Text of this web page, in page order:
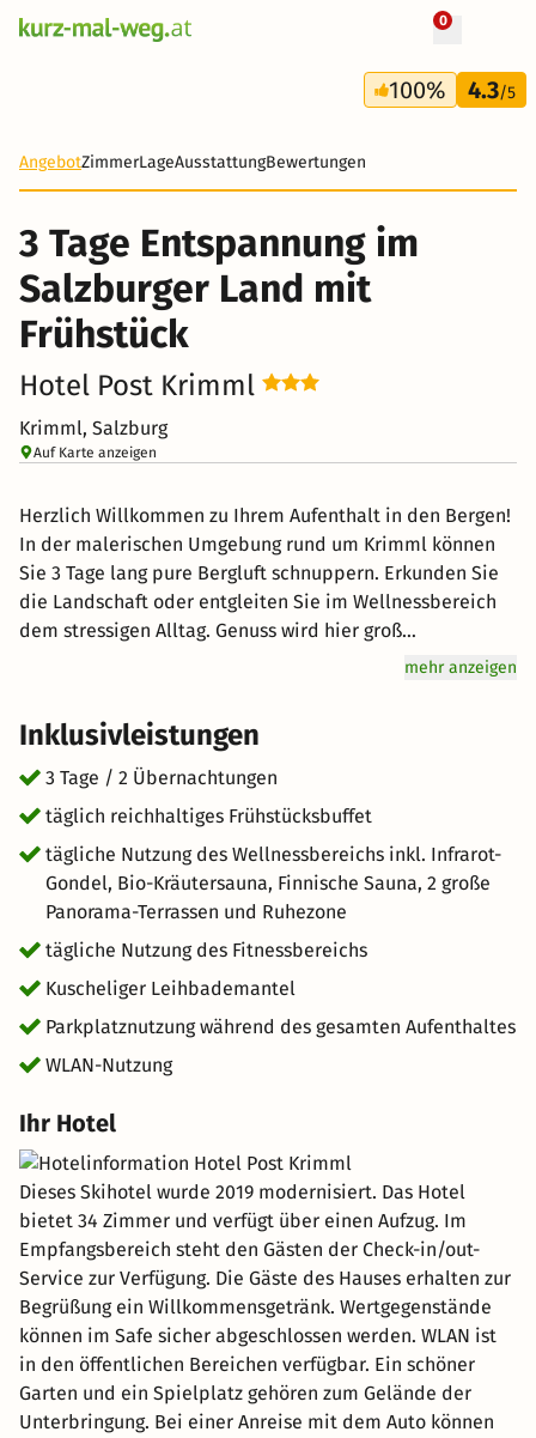
0
3 Tage
216 €
100% 4.3/5
AngebotZimmerLageAusstattungBewertungen
3 Tage Entspannung im
Salzburger Land mit
Frühstück
Hotel Post Krimml
Krimml, Salzburg
Auf Karte anzeigen
Herzlich Willkommen zu Ihrem Aufenthalt in den Bergen!
In der malerischen Umgebung rund um Krimml können
Sie 3 Tage lang pure Bergluft schnuppern. Erkunden Sie
die Landschaft oder entgleiten Sie im Wellnessbereich
dem stressigen Alltag. Genuss wird hier groß
geschrieben: Starten Sie mit einem reichhaltigen
sich auf hervorragenden Service und eine entspannte
Atmosphäre bei Ihrem unvergesslichen Urlaub in den
Bergen. kurz-mal-weg.de wünscht Ihnen einen tollen
Aufenthalt im schönen Krimml.
mehr anzeigen
Inklusivleistungen
3 Tage / 2 Übernachtungen
täglich reichhaltiges Frühstücksbuffet
tägliche Nutzung des Wellnessbereichs inkl. Infrarot-
Gondel, Bio-Kräutersauna, Finnische Sauna, 2 große
Panorama-Terrassen und Ruhezone
tägliche Nutzung des Fitnessbereichs
Kuscheliger Leihbademantel
Parkplatznutzung während des gesamten Aufenthaltes
WLAN-Nutzung
Ihr Hotel
Dieses Skihotel wurde 2019 modernisiert. Das Hotel
bietet 34 Zimmer und verfügt über einen Aufzug. Im
Empfangsbereich steht den Gästen der Check-in/out-
Service zur Verfügung. Die Gäste des Hauses erhalten zur
Begrüßung ein Willkommensgetränk. Wertgegenstände
können im Safe sicher abgeschlossen werden. WLAN ist
in den öffentlichen Bereichen verfügbar. Ein schöner
Garten und ein Spielplatz gehören zum Gelände der
Unterbringung. Bei einer Anreise mit dem Auto können